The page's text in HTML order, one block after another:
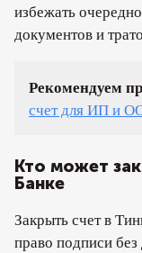
избежать
документов и
Рекомендуем
счет для ИП и
Кто может
Банке
Закрыть счет в
право подписи